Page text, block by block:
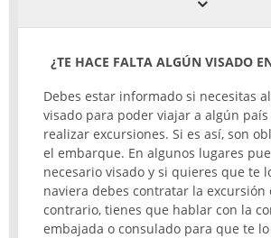
¿TE HACE FALTA ALGÚN VISADO
Debes estar informado si necesitas
visado para poder viajar a algún
realizar excursiones. Si es así, son
el embarque. En algunos lugares
necesario visado y si quieres que te
naviera debes contratar la excursión
contrario, tienes que hablar con la
embajada o consulado para que te